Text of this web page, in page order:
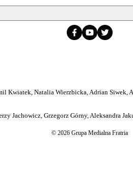
Kwiatek, Natalia Wierzbicka, Adrian Siwek,
Jachowicz, Grzegorz Górny, Aleksandra
© 2026 Grupa Medialna Fratria